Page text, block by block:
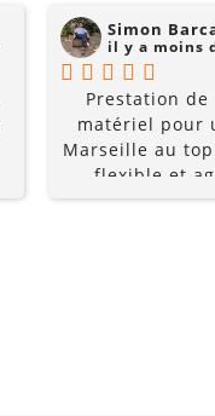
Simon
il y a moins
Prestation
matériel pour
Marseille au
flexible et